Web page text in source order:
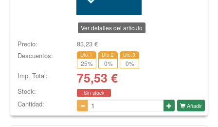
Ver detalles del artículo
Precio: 83,23€
Descuentos:
Dto.1
25%
Dto.2
0%
Dto.3
0%
Imp. Total: 75,53 €
Stock: Sin stock
Cantidad: Añadir